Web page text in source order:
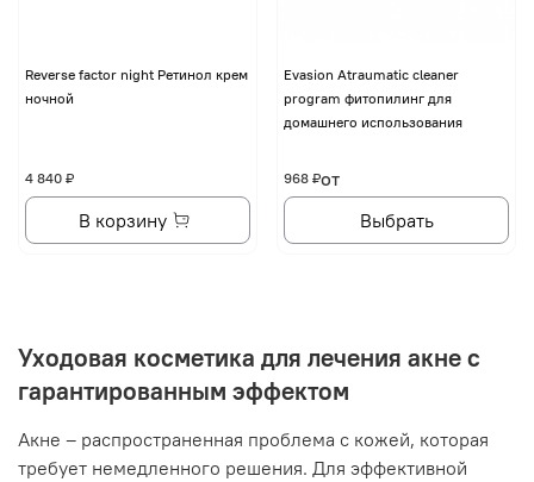
Reverse factor night Ретинол крем
ночной
4 840 ₽
В корзину
Evasion Atraumatic cleaner
program фитопилинг для
домашнего использования
от
968 ₽
Выбрать
Уходовая косметика для лечения акне с
гарантированным эффектом
Акне – распространенная проблема с кожей, которая
требует немедленного решения. Для эффективной